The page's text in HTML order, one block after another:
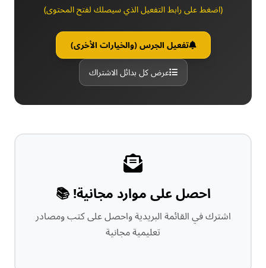
(اضغط على رابط التفعيل الذي سيصلك لفتح المحتوى)
تفعيل الجرس (والخيارات الأخرى)
عرض كل بدائل الاشتراك
احصل على موارد مجانية! 📚
اشترك في القائمة البريدية واحصل على كتب ومصادر
تعليمية مجانية